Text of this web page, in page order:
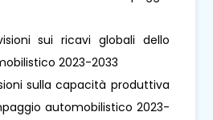
sui ricavi globali dello
2023-2033
sulla capacità produttiva
automobilistico 2023-